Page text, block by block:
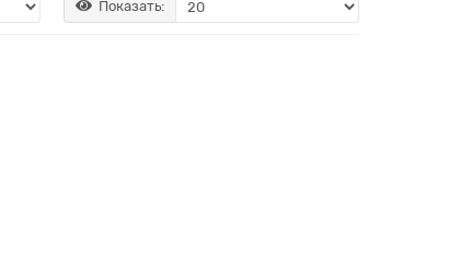
Показать: